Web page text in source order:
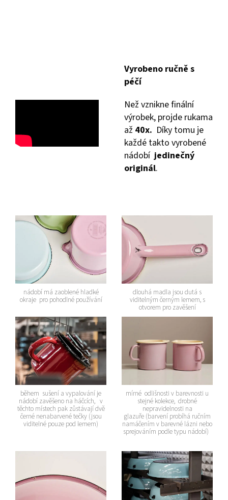
Vyrobeno ručně s
péčí
Než vznikne finální
výrobek, projde rukama
až 40x. Díky tomu je
každé takto vyrobené
nádobí jedinečný
originál.
nádobí má zaoblené hladké
okraje pro pohodlné používání
dlouhá madla jsou dutá s
viditelným černým lemem, s
otvorem pro zavěšení
během sušení a vypalování je
nádobí zavěšeno na háčcích, v
těchto místech pak zůstávají dvě
černé nenabarvené tečky (jsou
viditelné pouze pod lemem)
mírné odlišnosti v barevnosti u
stejné kolekce, drobné
nepravidelnosti na
glazuře (barvení probíhá ručním
namáčením v barevné lázni nebo
sprejováním podle typu nádobí)